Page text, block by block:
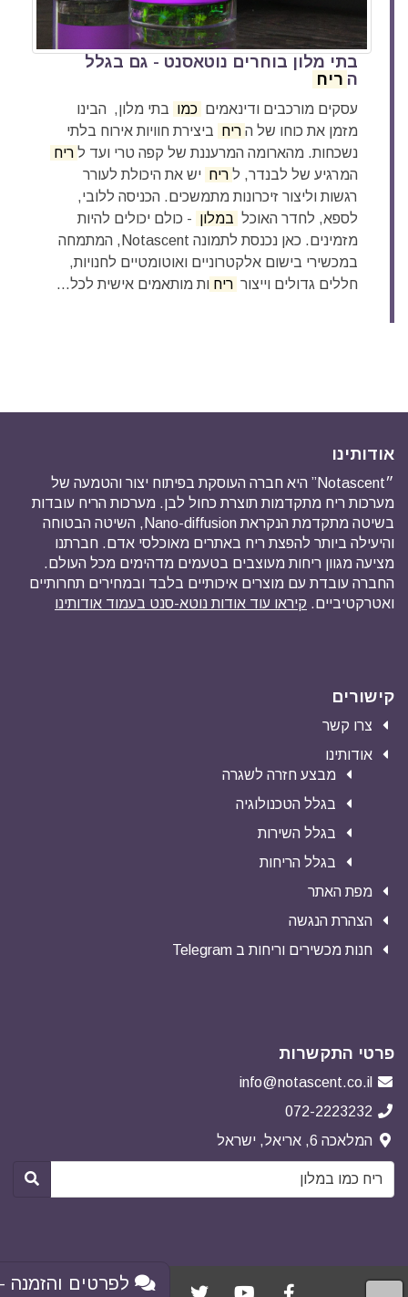
בתי מלון בוחרים נוטאסנט - גם בגלל
ה ריח
עסקים מורכבים ודינאמים כמו בתי מלון, הבינו
מזמן את כוחו של ה ריח ביצירת חוויות אירוח בלתי
נשכחות. מהארומה המרעננת של קפה טרי ועד ל ריח
המרגיע של לבנדר, ל ריח יש את היכולת לעורר
רגשות וליצור זיכרונות מתמשכים. הכניסה ללובי,
לספא, לחדר האוכל במלון - כולם יכולים להיות
מזמינים. כאן נכנסת לתמונה Notascent, המתמחה
במכשירי בישום אלקטרוניים ואוטומטיים לחנויות,
חללים גדולים וייצור ריח ות מותאמים אישית לכל...
אודותינו
״Notascent” היא חברה העוסקת בפיתוח יצור והטמעה של
מערכות ריח מתקדמות תוצרת כחול לבן. מערכות הריח עובדות
בשיטה מתקדמת הנקראת Nano-diffusion, השיטה הבטוחה
והיעילה ביותר להפצת ריח באתרים מאוכלסי אדם. חברתנו
מציעה מגוון ריחות מעוצבים בטעמים מדהימים מכל העולם.
החברה עובדת עם מוצרים איכותיים בלבד ובמחירים תחרותיים
ואטרקטיביים. קיראו עוד אודות נוטא-סנט בעמוד אודותינו
קישורים
צרו קשר
אודותינו
מבצע חזרה לשגרה
בגלל הטכנולוגיה
בגלל השירות
בגלל הריחות
מפת האתר
הצהרת הנגשה
חנות מכשירים וריחות ב Telegram
פרטי התקשרות
info@notascent.co.il
072-2223232
המלאכה 6, אריאל, ישראל
לפרטים והזמנה